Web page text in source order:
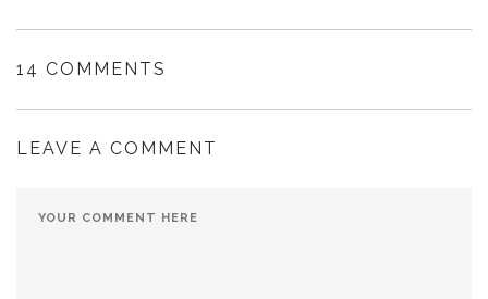
14 COMMENTS
LEAVE A COMMENT